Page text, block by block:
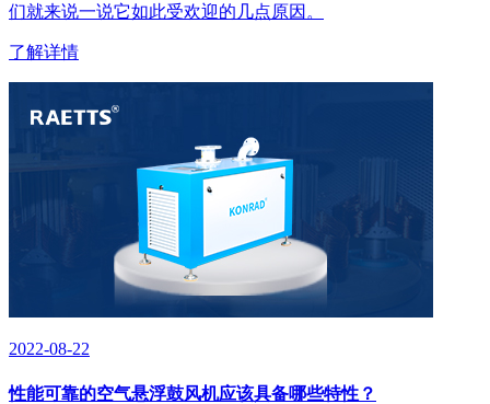
们就来说一说它如此受欢迎的几点原因。‍
了解详情
2022-08-22
性能可靠的空气悬浮鼓风机应该具备哪些特性？